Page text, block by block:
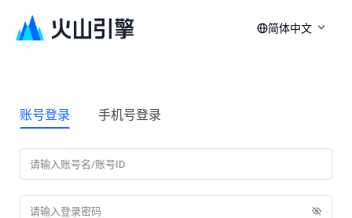
简体中文
账号登录 手机号登录